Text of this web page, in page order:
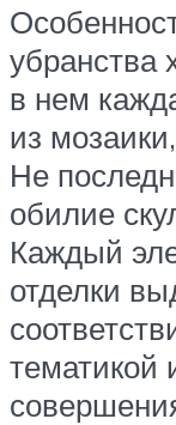
убранства
в нем
из
Не
обилие
Каждый
отделки
тематикой